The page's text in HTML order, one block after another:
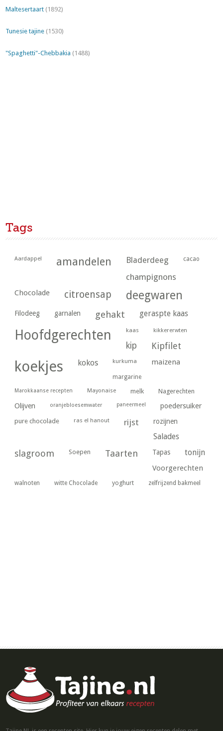
Maltesertaart (1892)
Tunesie tajine (1530)
"Spaghetti"-Chebbakia (1488)
Tags
Aardappel amandelen Bladerdeeg cacao
champignons
Chocolade citroensap deegwaren
Filodeeg garnalen gehakt geraspte kaas
Hoofdgerechten kaas kikkererwten
kip Kipfilet
koekjes kokos kurkuma maizena
margarine
Marokkaanse recepten Mayonaise melk Nagerechten
Olijven oranjebloesemwater paneermeel poedersuiker
pure chocolade ras el hanout rijst rozijnen
Salades
slagroom Soepen Taarten Tapas tonijn
Voorgerechten
walnoten witte Chocolade yoghurt zelfrijzend bakmeel